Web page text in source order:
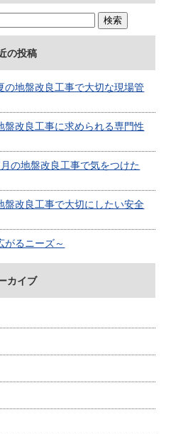
の投稿
地盤改良工事で大切な現場管
改良工事に求められる専門性
の地盤改良工事で気をつけた
改良工事で大切にしたい安全
がるニーズ～
カイブ